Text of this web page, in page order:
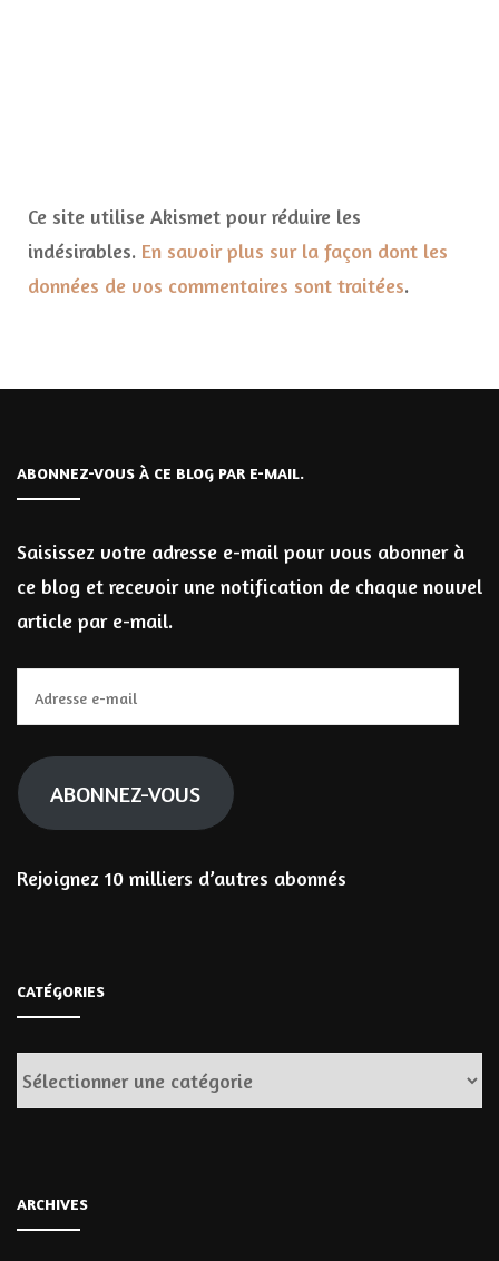
Ce site utilise Akismet pour réduire les
indésirables. En savoir plus sur la façon dont les
données de vos commentaires sont traitées.
ABONNEZ-VOUS À CE BLOG PAR E-MAIL.
Saisissez votre adresse e-mail pour vous abonner à
ce blog et recevoir une notification de chaque nouvel
article par e-mail.
e-
mail
ABONNEZ-VOUS
Rejoignez 10 milliers d’autres abonnés
CATÉGORIES
Catégories
ARCHIVES